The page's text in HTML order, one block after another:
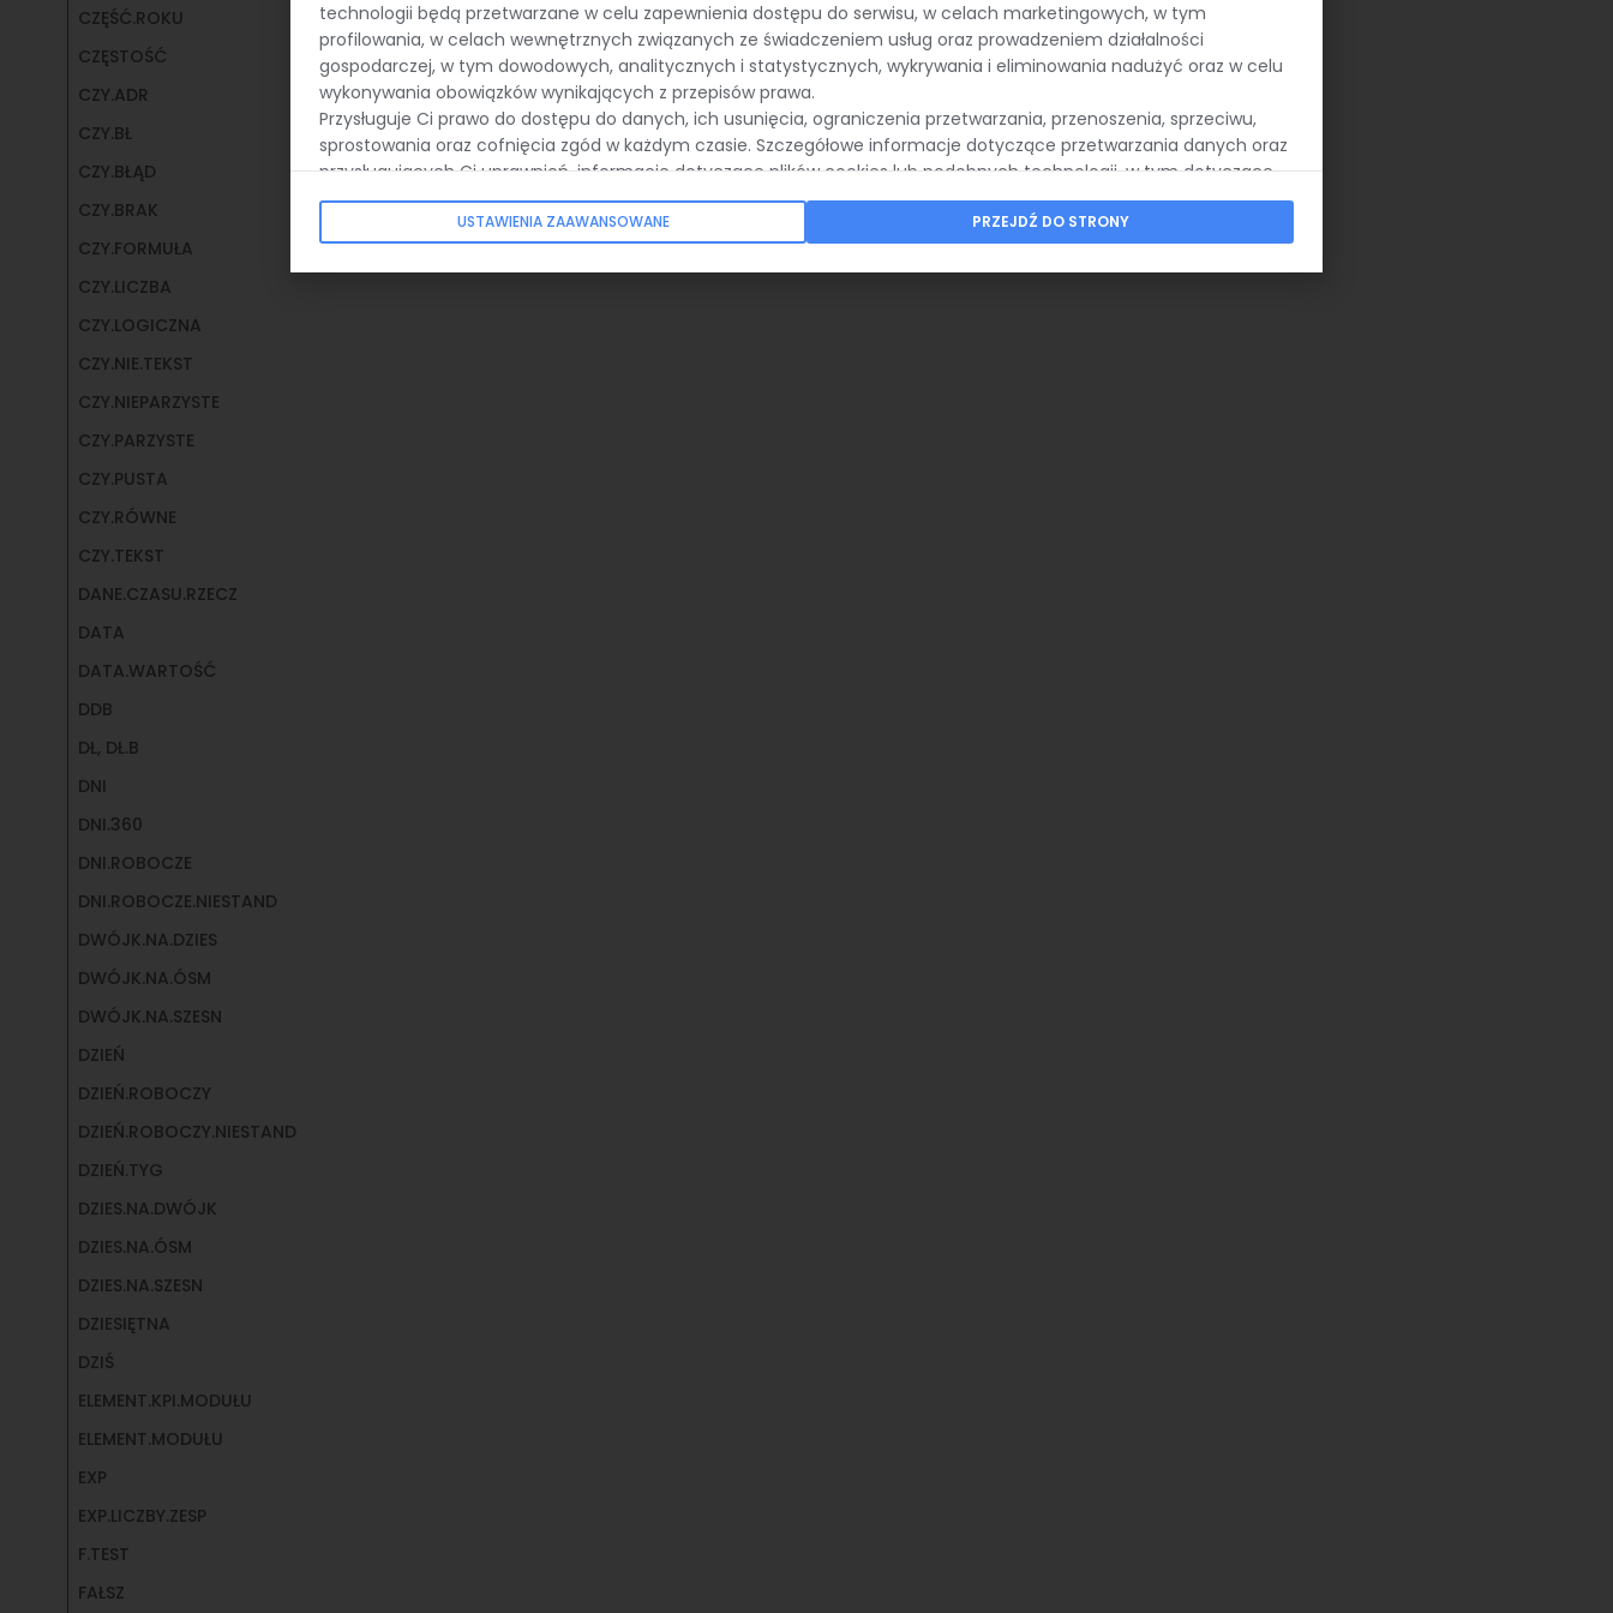
CZĘŚĆ.ROKU
CZĘSTOŚĆ
CZY.ADR
CZY.BŁ
CZY.BŁĄD
CZY.BRAK
CZY.FORMUŁA
CZY.LICZBA
CZY.LOGICZNA
CZY.NIE.TEKST
CZY.NIEPARZYSTE
CZY.PARZYSTE
CZY.PUSTA
CZY.RÓWNE
CZY.TEKST
DANE.CZASU.RZECZ
DATA
DATA.WARTOŚĆ
DDB
DŁ, DŁ.B
DNI
DNI.360
DNI.ROBOCZE
DNI.ROBOCZE.NIESTAND
DWÓJK.NA.DZIES
DWÓJK.NA.ÓSM
DWÓJK.NA.SZESN
DZIEŃ
DZIEŃ.ROBOCZY
DZIEŃ.ROBOCZY.NIESTAND
DZIEŃ.TYG
DZIES.NA.DWÓJK
DZIES.NA.ÓSM
DZIES.NA.SZESN
DZIESIĘTNA
DZIŚ
ELEMENT.KPI.MODUŁU
ELEMENT.MODUŁU
EXP
EXP.LICZBY.ZESP
F.TEST
FAŁSZ
technologii będą przetwarzane w celu zapewnienia dostępu do serwisu, w celach marketingowych, w tym
profilowania, w celach wewnętrznych związanych ze świadczeniem usług oraz prowadzeniem działalności
gospodarczej, w tym dowodowych, analitycznych i statystycznych, wykrywania i eliminowania nadużyć oraz w celu
wykonywania obowiązków wynikających z przepisów prawa.
Przysługuje Ci prawo do dostępu do danych, ich usunięcia, ograniczenia przetwarzania, przenoszenia, sprzeciwu,
sprostowania oraz cofnięcia zgód w każdym czasie. Szczegółowe informacje dotyczące przetwarzania danych oraz
przysługujących Ci uprawnień, informacje dotyczące plików cookies lub podobnych technologii, w tym dotyczące
możliwości zarządzania ustawieniami prywatności, znajdują się wPolityce Prywatności.
USTAWIENIA ZAAWANSOWANE PRZEJDŹ DO STRONY